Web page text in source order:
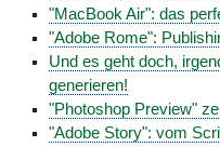
"MacBook Air": das
"Adobe Rome":
Und es geht doch,
generieren!
"Photoshop Preview"
"Adobe Story": vom